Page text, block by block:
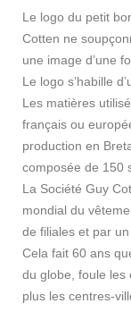
Le logo du petit
Cotten ne
une image d’une
Le logo s’habille
Les matières
français ou
production en
composée de 150
La Société Guy
mondial du
de filiales et par
Cela fait 60 ans
du globe, foule les
plus les centres-